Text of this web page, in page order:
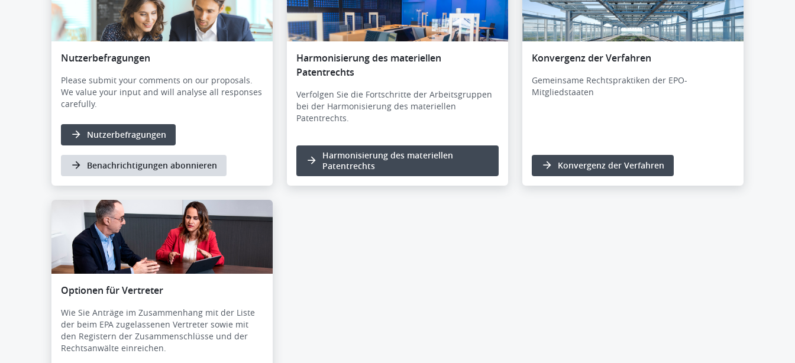
Nutzerbefragungen
Please submit your comments on our proposals.
We value your input and will analyse all responses
carefully.
Nutzerbefragungen
Benachrichtigungen abonnieren
Harmonisierung des materiellen
Patentrechts
Verfolgen Sie die Fortschritte der Arbeitsgruppen
bei der Harmonisierung des materiellen
Patentrechts.
Harmonisierung des materiellen
Patentrechts
Konvergenz der Verfahren
Gemeinsame Rechtspraktiken der EPO-
Mitgliedstaaten
Konvergenz der Verfahren
Optionen für Vertreter
Wie Sie Anträge im Zusammenhang mit der Liste
der beim EPA zugelassenen Vertreter sowie mit
den Registern der Zusammenschlüsse und der
Rechtsanwälte einreichen.